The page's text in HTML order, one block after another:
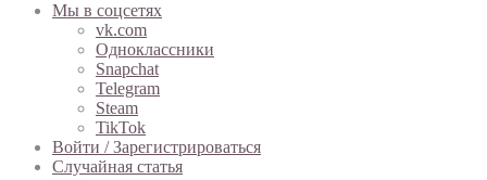
Мы в соцсетях
vk.com
Одноклассники
Snapchat
Telegram
Steam
TikTok
Войти / Зарегистрироваться
Случайная статья